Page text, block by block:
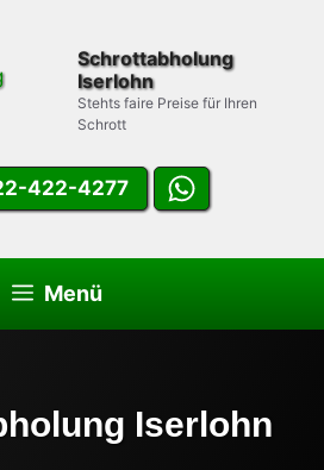
Schrottabholung
Iserlohn
Stehts faire Preise für Ihren
Schrott
422-4277
Menü
Iserlohn